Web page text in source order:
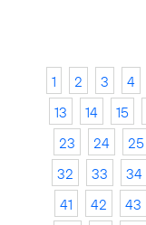
1 2 3 4
13
14 15
23
24 25
32
33 34
41
42 43